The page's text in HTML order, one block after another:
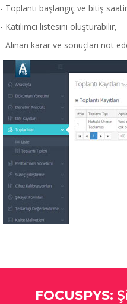
- Toplantı başlangıç ve bitiş
- Katılımcı listesini oluşturabilir,
- Alınan karar ve sonuçları not
FOCUSPYS: